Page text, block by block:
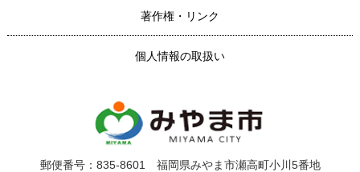
著作権・リンク
個人情報の取扱い
郵便番号：835-8601 福岡県みやま市瀬高町小川5番地